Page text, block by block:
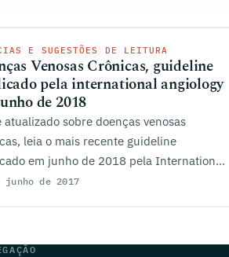
E SUGESTÕES DE LEITURA
Venosas Crônicas, guideline
pela international angiology
de 2018
atualizado sobre doenças venosas
leia o mais recente guideline
em junho de 2018 pela International
junho de 2017